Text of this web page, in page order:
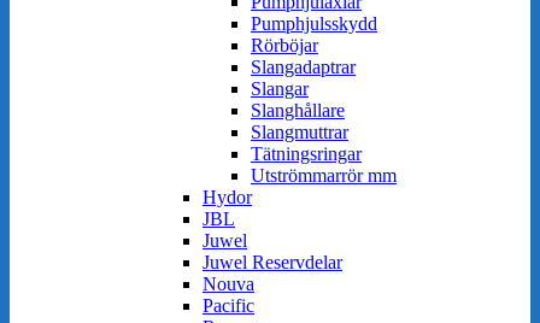
Pumphjulsskydd
Rörböjar
Slangadaptrar
Slangar
Slanghållare
Slangmuttrar
Tätningsringar
Utströmmarrör mm
Hydor
JBL
Juwel
Juwel Reservdelar
Nouva
Pacific